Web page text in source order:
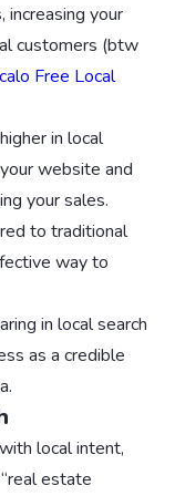
increasing your
customers (btw
Free Local
in local
website and
your sales.
to traditional
way to
in local search
as a credible
local intent,
estate